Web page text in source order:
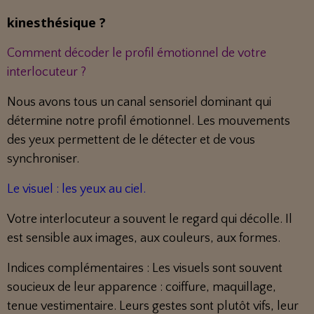
kinesthésique ?
Comment décoder le profil émotionnel de votre
interlocuteur ?
Nous avons tous un canal sensoriel dominant qui
détermine notre profil émotionnel. Les mouvements
des yeux permettent de le détecter et de vous
synchroniser.
Le visuel : les yeux au ciel.
Votre interlocuteur a souvent le regard qui décolle. Il
est sensible aux images, aux couleurs, aux formes.
Indices complémentaires : Les visuels sont souvent
soucieux de leur apparence : coiffure, maquillage,
tenue vestimentaire. Leurs gestes sont plutôt vifs, leur